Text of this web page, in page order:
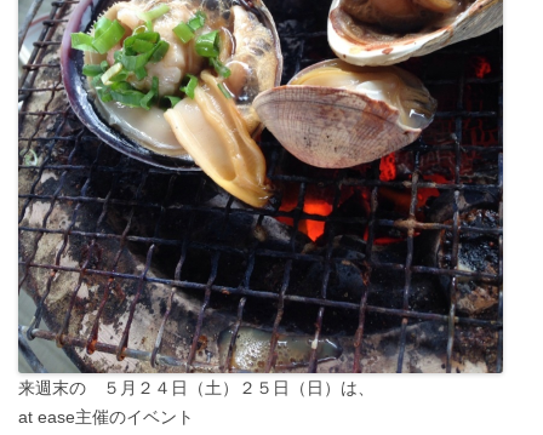
来週末の ５月２４日（土）２５日（日）は、
at ease主催のイベント